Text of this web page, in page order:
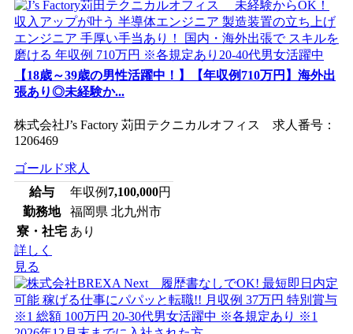
【18歳～39歳の男性活躍中！】【年収例710万円】海外出
張あり◎未経験か...
株式会社J’s Factory 苅田テクニカルオフィス 求人番号：
1206469
ゴールド求人
給与
年収例 7,100,000円
勤務地
福岡県 北九州市
寮・社宅 あり
詳しく
見る